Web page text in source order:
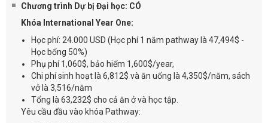
Chương trình Dự bị Đại học: CÓ
Khóa International Year One:
Học phí: 24.000 USD (Học phí 1 năm pathway là 47,494$ -
Học bổng 50%)
Phụ phí 1,060$, bảo hiểm 1,600$/year,
Chi phí sinh hoạt là 6,812$ và ăn uống là 4,350$/năm, sách
vở là 3,516/năm
Tổng là 63,232$ cho cả ăn ở và học tập.
Yêu cầu đầu vào khóa Pathway: